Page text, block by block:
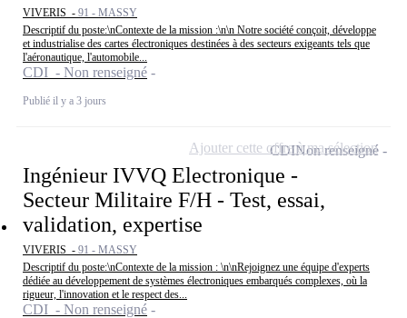
VIVERIS - 91 - MASSY
Descriptif du poste:\nContexte de la mission :\n\n Notre société conçoit, développe
et industrialise des cartes électroniques destinées à des secteurs exigeants tels que
l'aéronautique, l'automobile...
CDI - Non renseigné
Publié il y a 3 jours
Ingénieur IVVQ Electronique -
Secteur Militaire F/H - Test, essai,
validation, expertise
VIVERIS - 91 - MASSY
Descriptif du poste:\nContexte de la mission : \n\nRejoignez une équipe d'experts
dédiée au développement de systèmes électroniques embarqués complexes, où la
rigueur, l'innovation et le respect des...
CDI - Non renseigné
CDINon renseigné
Ajouter cette offre à ma sélection